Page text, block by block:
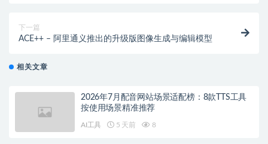
下一篇
ACE++ – 阿里通义推出的升级版图像生成与编辑模型
相关文章
2026年7月配音网站场景适配榜：8款TTS工具
按使用场景精准推荐
AI工具 5 天前 8